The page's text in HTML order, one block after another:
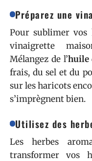
Préparez une
Pour sublimer vos
vinaigrette
Mélangez de l’huile
frais, du sel et du
sur les haricots
s’imprègnent bien.
Utilisez des
Les herbes
transformer vos